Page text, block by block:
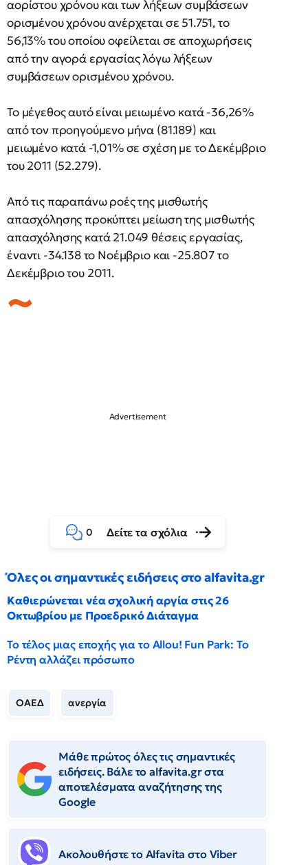
αορίστου χρόνου και των λήξεων συμβάσεων
ορισμένου χρόνου ανέρχεται σε 51.751, το
56,13% του οποίου οφείλεται σε αποχωρήσεις
από την αγορά εργασίας λόγω λήξεων
συμβάσεων ορισμένου χρόνου.
Το μέγεθος αυτό είναι μειωμένο κατά -36,26%
από τον προηγούμενο μήνα (81.189) και
μειωμένο κατά -1,01% σε σχέση με το Δεκέμβριο
του 2011 (52.279).
Από τις παραπάνω ροές της μισθωτής
απασχόλησης προκύπτει μείωση της μισθωτής
απασχόλησης κατά 21.049 θέσεις εργασίας,
έναντι -34.138 το Νοέμβριο και -25.807 το
Δεκέμβριο του 2011.
0 Δείτε τα σχόλια
Όλες οι σημαντικές ειδήσεις στο alfavita.gr
Καθιερώνεται νέα σχολική αργία στις 26
Οκτωβρίου με Προεδρικό Διάταγμα
Το τέλος μιας εποχής για το Allou! Fun Park: Το
Ρέντη αλλάζει πρόσωπο
ΟΑΕΔ ανεργία
Μάθε πρώτος όλες τις σημαντικές
ειδήσεις. Βάλε το alfavita.gr στα
αποτελέσματα αναζήτησης της
Google
Ακολουθήστε το Αlfavita στο Viber